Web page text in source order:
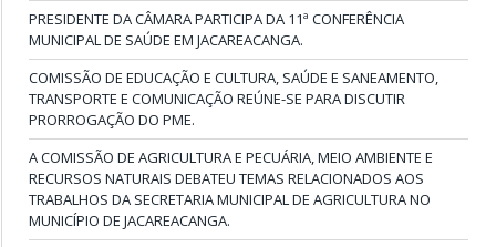
PRESIDENTE DA CÂMARA PARTICIPA DA 11ª CONFERÊNCIA
MUNICIPAL DE SAÚDE EM JACAREACANGA.
COMISSÃO DE EDUCAÇÃO E CULTURA, SAÚDE E SANEAMENTO,
TRANSPORTE E COMUNICAÇÃO REÚNE-SE PARA DISCUTIR
PRORROGAÇÃO DO PME.
A COMISSÃO DE AGRICULTURA E PECUÁRIA, MEIO AMBIENTE E
RECURSOS NATURAIS DEBATEU TEMAS RELACIONADOS AOS
TRABALHOS DA SECRETARIA MUNICIPAL DE AGRICULTURA NO
MUNICÍPIO DE JACAREACANGA.